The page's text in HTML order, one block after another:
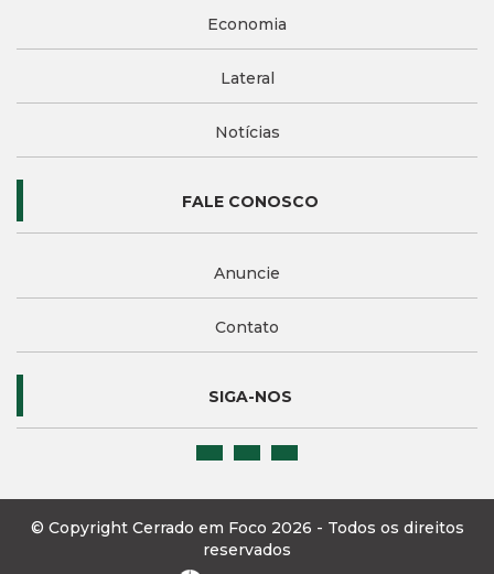
Economia
Lateral
Notícias
FALE CONOSCO
Anuncie
Contato
SIGA-NOS
© Copyright Cerrado em Foco 2026 - Todos os direitos
reservados